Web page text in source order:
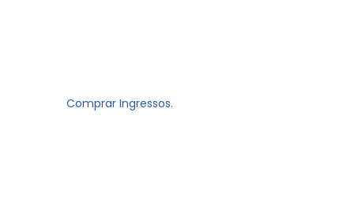
Comprar Ingressos.